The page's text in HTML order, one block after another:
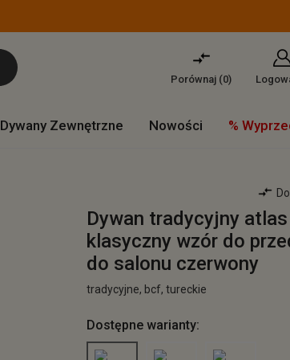
Porównaj (0)
Dywany Zewnętrzne Nowości %
Dywan tradycyjny
klasyczny wzór do
do salonu czerwony
tradycyjne, bcf, tureckie
Dostępne warianty: